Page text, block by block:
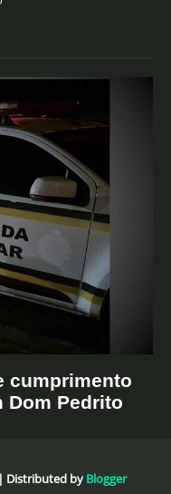
cumprimento
Dom Pedrito
by Blogger